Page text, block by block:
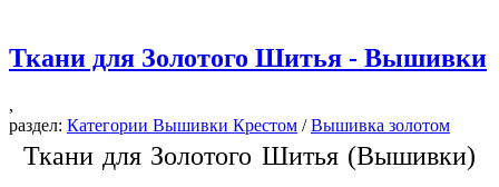
Ткани для Золотого Шитья - Вышивки
,
раздел: Категории Вышивки Крестом /Вышивка золотом
Ткани для Золотого Шитья (Вышивки)